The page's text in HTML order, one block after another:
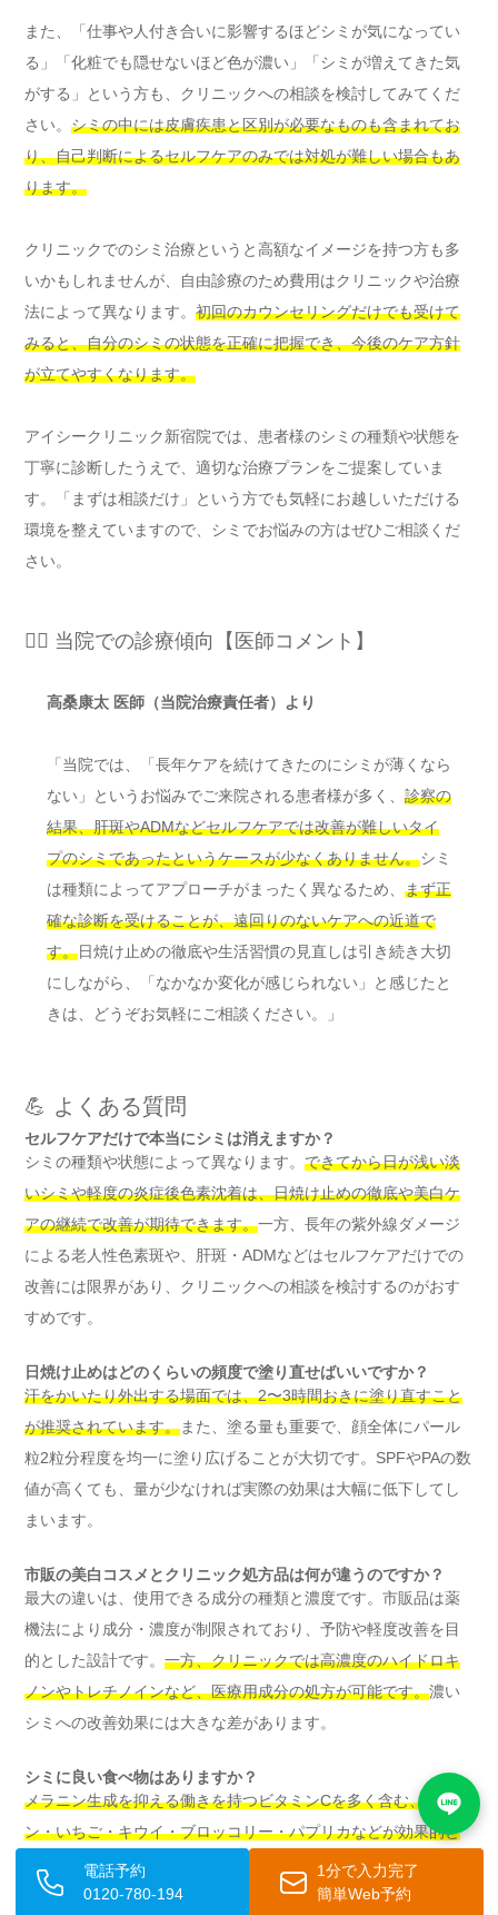
また、「仕事や人付き合いに影響するほどシミが気になってい
る」「化粧でも隠せないほど色が濃い」「シミが増えてきた気
がする」という方も、クリニックへの相談を検討してみてくだ
さい。 シミの中には皮膚疾患と区別が必要なものも含まれてお
り、自己判断によるセルフケアのみでは対処が難しい場合もあ
ります。
クリニックでのシミ治療というと高額なイメージを持つ方も多
いかもしれませんが、自由診療のため費用はクリニックや治療
法によって異なります。 初回のカウンセリングだけでも受けて
みると、自分のシミの状態を正確に把握でき、今後のケア方針
が立てやすくなります。
アイシークリニック新宿院では、患者様のシミの種類や状態を
丁寧に診断したうえで、適切な治療プランをご提案していま
す。「まずは相談だけ」という方でも気軽にお越しいただける
環境を整えていますので、シミでお悩みの方はぜひご相談くだ
さい。
👨‍⚕️ 当院での診療傾向【医師コメント】
高桑康太 医師（当院治療責任者）より
「当院では、「長年ケアを続けてきたのにシミが薄くなら
ない」というお悩みでご来院される患者様が多く、 診察の
結果、肝斑やADMなどセルフケアでは改善が難しいタイ
プのシミであったというケースが少なくありません。シミ
は種類によってアプローチがまったく異なるため、 まず正
確な診断を受けることが、遠回りのないケアへの近道で
す。日焼け止めの徹底や生活習慣の見直しは引き続き大切
にしながら、「なかなか変化が感じられない」と感じたと
きは、どうぞお気軽にご相談ください。」
💪 よくある質問
セルフケアだけで本当にシミは消えますか？
シミの種類や状態によって異なります。 できてから日が浅い淡
いシミや軽度の炎症後色素沈着は、日焼け止めの徹底や美白ケ
アの継続で改善が期待できます。一方、長年の紫外線ダメージ
による老人性色素斑や、肝斑・ADMなどはセルフケアだけでの
改善には限界があり、クリニックへの相談を検討するのがおす
すめです。
日焼け止めはどのくらいの頻度で塗り直せばいいですか？
汗をかいたり外出する場面では、2〜3時間おきに塗り直すこと
が推奨されています。また、塗る量も重要で、顔全体にパール
粒2粒分程度を均一に塗り広げることが大切です。SPFやPAの数
値が高くても、量が少なければ実際の効果は大幅に低下してし
まいます。
市販の美白コスメとクリニック処方品は何が違うのですか？
最大の違いは、使用できる成分の種類と濃度です。市販品は薬
機法により成分・濃度が制限されており、予防や軽度改善を目
的とした設計です。 一方、クリニックでは高濃度のハイドロキ
ノンやトレチノインなど、医療用成分の処方が可能です。濃い
シミへの改善効果には大きな差があります。
シミに良い食べ物はありますか？
メラニン生成を抑える働きを持つビタミンCを多く含む、レモ
ン・いちご・キウイ・ブロッコリー・パプリカなどが効果的と
されています。また、抗酸化作用の高いビタミンEを含むアーモ
ンドやかぼちゃも、ビタミンCと組み合わせることで相乗効果が
電話予約
0120-780-194
1分で入力完了
簡単Web予約